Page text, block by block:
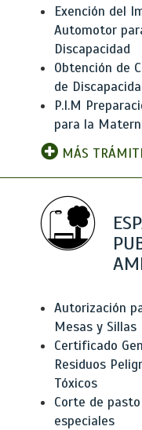
Exención del
Automotor
Discapacidad
Obtención de
de
P.I.M
para la
MÁS
Autorización
Mesas y Sillas
Certificado
Residuos
Tóxicos
Corte de
especiales